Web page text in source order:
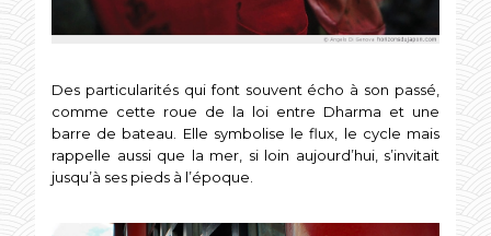
Des particularités qui font souvent écho à son passé,
comme cette roue de la loi entre Dharma et une
barre de bateau. Elle symbolise le flux, le cycle mais
rappelle aussi que la mer, si loin aujourd’hui, s’invitait
jusqu’à ses pieds à l’époque.